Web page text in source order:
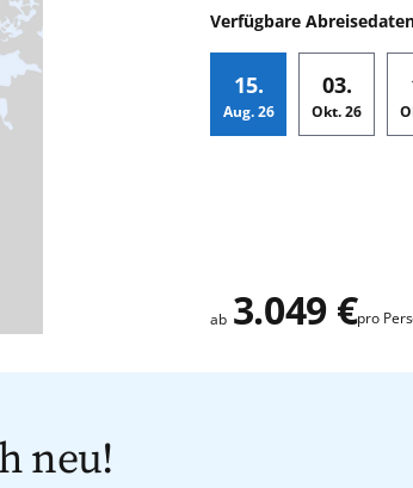
Verfügbare
15.
Aug. 26
03.
Okt.26
ab 3.049 €pro
neu!